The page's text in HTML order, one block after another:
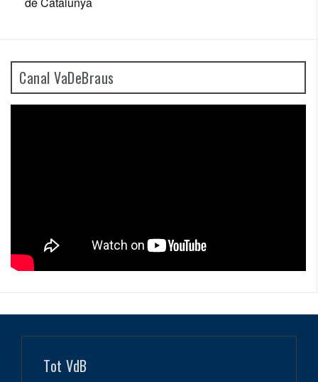
Canal VaDeBraus
Tot VdB